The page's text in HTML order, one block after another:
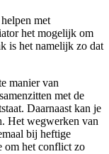
met
het mogelijk om
is het namelijk zo dat
manier van
met de
Daarnaast kan je
Het wegwerken van
bij heftige
om het conflict zo